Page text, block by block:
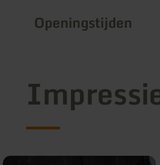
Openingstijden